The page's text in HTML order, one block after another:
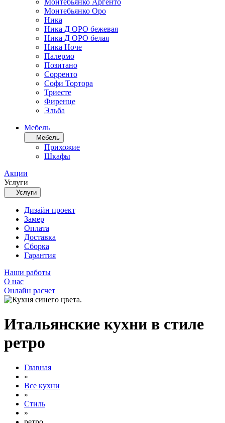
Монтебьянко Аргенто
Монтебьянко Оро
Ника
Ника Д ОРО бежевая
Ника Д ОРО белая
Ника Ноче
Палермо
Позитано
Сорренто
Софи Тортора
Триесте
Фиренце
Эльба
Мебель
Мебель
Прихожие
Шкафы
Акции
Услуги
Услуги
Дизайн проект
Замер
Оплата
Доставка
Сборка
Гарантия
Наши работы
О нас
Онлайн расчет
Итальянские кухни в стиле
ретро
Главная
»
Все кухни
»
Стиль
»